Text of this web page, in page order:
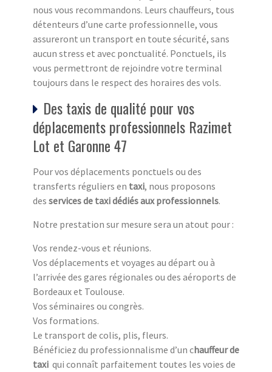
nous vous recommandons. Leurs chauffeurs, tous
détenteurs d’une carte professionnelle, vous
assureront un transport en toute sécurité, sans
aucun stress et avec ponctualité. Ponctuels, ils
vous permettront de rejoindre votre terminal
toujours dans le respect des horaires des vols.
Des taxis de qualité pour vos
déplacements professionnels Razimet
Lot et Garonne 47
Pour vos déplacements ponctuels ou des
transferts réguliers en taxi, nous proposons
des services de taxi dédiés aux professionnels.
Notre prestation sur mesure sera un atout pour :
Vos rendez-vous et réunions.
Vos déplacements et voyages au départ ou à
l’arrivée des gares régionales ou des aéroports de
Bordeaux et Toulouse.
Vos séminaires ou congrès.
Vos formations.
Le transport de colis, plis, fleurs.
Bénéficiez du professionnalisme d’un chauffeur de
taxi qui connaît parfaitement toutes les voies de